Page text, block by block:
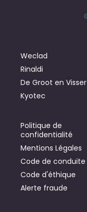
Weclad
Rinaldi
De Groot en Visser
Kyotec
Politique de
confidentialité
Mentions Légales
Code de conduite
Code d'éthique
Alerte fraude